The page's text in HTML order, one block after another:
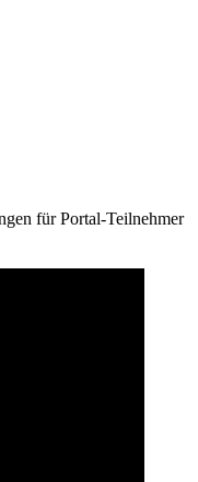
für Portal-Teilnehmer